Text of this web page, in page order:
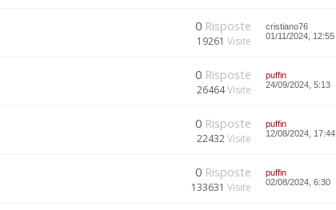
0 Risposte
19261 Visite
cristiano76
01/11/2024, 12:55
0 Risposte
26464Visite
puffin
24/09/2024, 5:13
0 Risposte
22432Visite
puffin
12/08/2024, 17:44
0 Risposte
133631 Visite
puffin
02/08/2024, 6:30